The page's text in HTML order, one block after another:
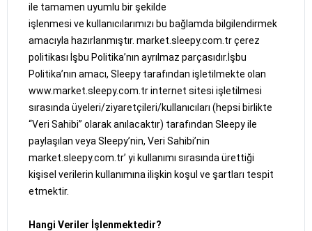
ile tamamen uyumlu bir şekilde
işlenmesi ve kullanıcılarımızı bu bağlamda bilgilendirmek
amacıyla hazırlanmıştır. market.sleepy.com.tr çerez
politikası İşbu Politika’nın ayrılmaz parçasıdır.İşbu
Politika’nın amacı, Sleepy tarafından işletilmekte olan
www.market.sleepy.com.tr internet sitesi işletilmesi
sırasında üyeleri/ziyaretçileri/kullanıcıları (hepsi birlikte
“Veri Sahibi” olarak anılacaktır) tarafından Sleepy ile
paylaşılan veya Sleepy’nin, Veri Sahibi’nin
market.sleepy.com.tr’ yi kullanımı sırasında ürettiği
kişisel verilerin kullanımına ilişkin koşul ve şartları tespit
etmektir.
Hangi Veriler İşlenmektedir?